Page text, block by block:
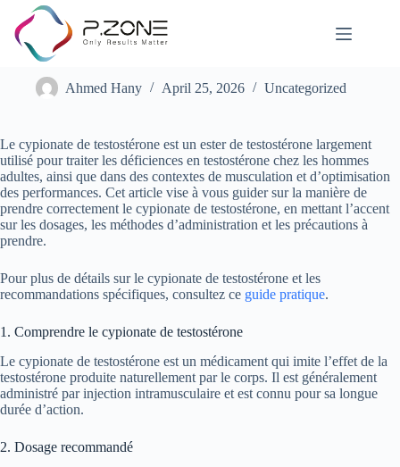
Comment Prendre le Testostérone Cypionate : Guide Pratique
Ahmed Hany April 25, 2026 Uncategorized
Le cypionate de testostérone est un ester de testostérone largement
utilisé pour traiter les déficiences en testostérone chez les hommes
adultes, ainsi que dans des contextes de musculation et d’optimisation
des performances. Cet article vise à vous guider sur la manière de
prendre correctement le cypionate de testostérone, en mettant l’accent
sur les dosages, les méthodes d’administration et les précautions à
prendre.
Pour plus de détails sur le cypionate de testostérone et les
recommandations spécifiques, consultez ce guide pratique.
1. Comprendre le cypionate de testostérone
Le cypionate de testostérone est un médicament qui imite l’effet de la
testostérone produite naturellement par le corps. Il est généralement
administré par injection intramusculaire et est connu pour sa longue
durée d’action.
2. Dosage recommandé